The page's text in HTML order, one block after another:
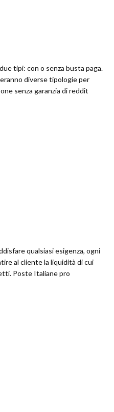
tipi: con o senza busta paga.
diverse tipologie per
senza garanzia di reddit
qualsiasi esigenza, ogni
al cliente la liquidità di cui
Poste Italiane pro